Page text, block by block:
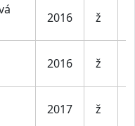
2016 ž
2016 ž
2017 ž